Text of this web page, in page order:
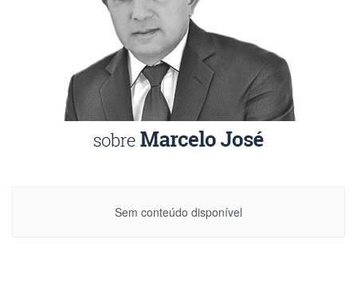
Sem conteúdo disponível